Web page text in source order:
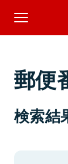
郵便
検索結